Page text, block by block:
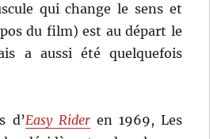
qui change le sens et
du film) est au départ le
a aussi été quelquefois
d’Easy Rideren 1969, Les